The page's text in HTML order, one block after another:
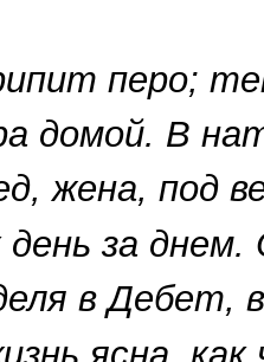
перо;
домой. В
жена, под
день за
в Дебет,